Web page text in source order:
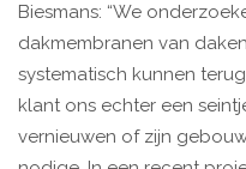
Biesmans: “We
dakmembranen van
systematisch kunnen
klant ons echter een
vernieuwen of zijn